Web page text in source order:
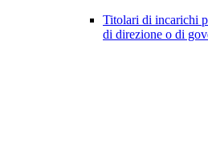
Titolari di incarichi
di direzione o di